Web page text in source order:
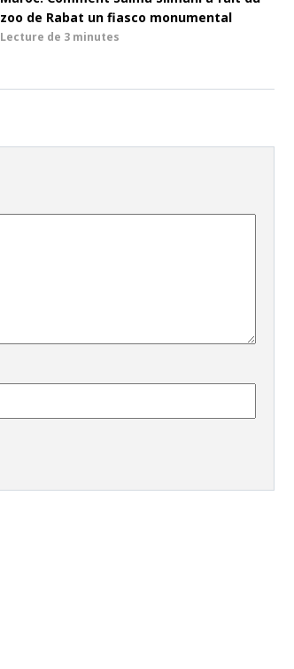
zoo de Rabat un fiasco monumental
Lecture de 3 minutes